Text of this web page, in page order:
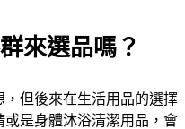
來選品嗎？
，但後來在生活用品的選擇
或是身體沐浴清潔用品，會